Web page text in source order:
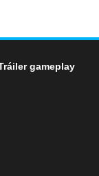
gameplay